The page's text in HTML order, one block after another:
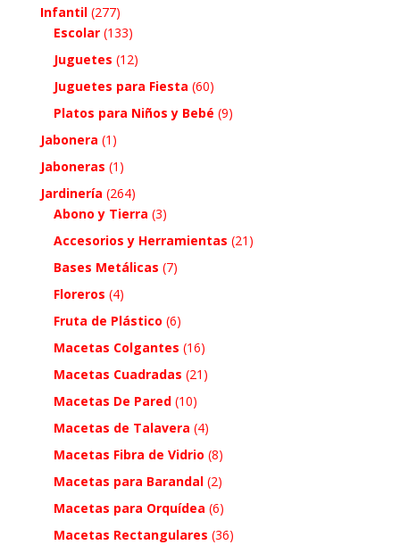
Infantil (277)
Escolar (133)
Juguetes (12)
Juguetes para Fiesta (60)
Platos para Niños y Bebé (9)
Jabonera (1)
Jaboneras (1)
Jardinería (264)
Abono y Tierra (3)
Accesorios y Herramientas (21)
Bases Metálicas (7)
Floreros (4)
Fruta de Plástico (6)
Macetas Colgantes (16)
Macetas Cuadradas (21)
Macetas De Pared (10)
Macetas de Talavera (4)
Macetas Fibra de Vidrio (8)
Macetas para Barandal (2)
Macetas para Orquídea (6)
Macetas Rectangulares (36)